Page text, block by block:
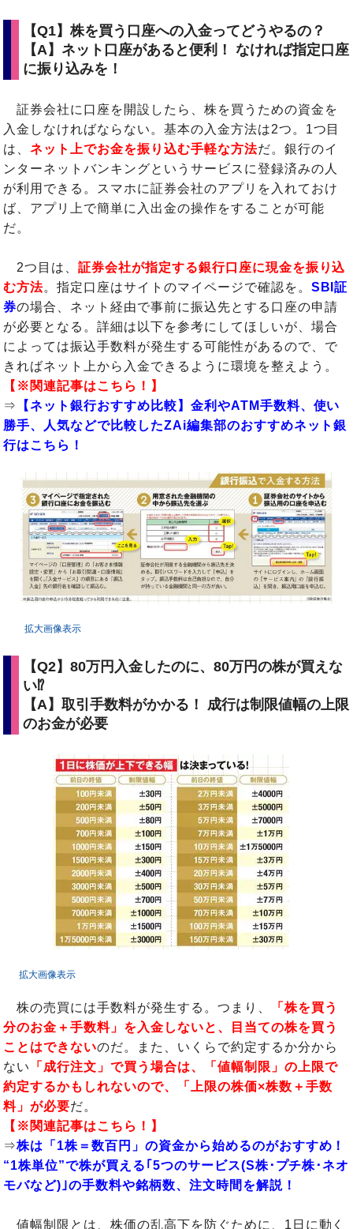
【Q1】株を買う口座への入金ってどうやるの？
【A】ネット口座があると便利！ なければ指定口座
に振り込みを！
証券会社に口座を開設したら、株を買うための資金を
入金しなければならない。基本の入金方法は2つ。1つ目
は、ネット上でお金を振り込む手軽な方法だ。銀行のイ
ンターネットバンキングというサービスに登録済みの人
が利用できる。スマホに証券会社のアプリを入れておけ
ば、アプリ上で簡単に入出金の操作をすることが可能
だ。
2つ目は、証券会社が指定する銀行口座に現金を振り込
む方法。指定口座はサイトのマイページで確認を。 SBI証
券の場合、ネット経由で事前に振込先とする口座の申請
が必要となる。詳細は以下を参考にしてほしいが、場合
によっては振込手数料が発生する可能性があるので、で
きればネット上から入金できるように環境を整えよう。
【※関連記事はこちら！】
⇒
【ネット銀行おすすめ比較】金利やATM手数料、使い
勝手、人気などで比較したZAi編集部のおすすめネット銀
行はこちら！
拡大画像表示
【Q2】80万円入金したのに、80万円の株が買えな
い⁉
【A】取引手数料がかかる！ 成行は制限値幅の上限
のお金が必要
拡大画像表示
株の売買には手数料が発生する。つまり、
「株を買う
分のお金＋手数料」を入金しないと、目当ての株を買う
ことはできないのだ。また、いくらで約定するか分から
ない
「成行注文」で買う場合は、「値幅制限」の上限で
約定するかもしれないので、「上限の株価×株数＋手数
料」が必要だ。
【※関連記事はこちら！】
⇒株は「1株＝数百円」の資金から始めるのがおすすめ！
“1株単位”で株が買える｢5つのサービス(S株･プチ株･ネオ
モバなど)｣の手数料や銘柄数、注文時間を解説！
値幅制限とは、株価の乱高下を防ぐために、1日に動く